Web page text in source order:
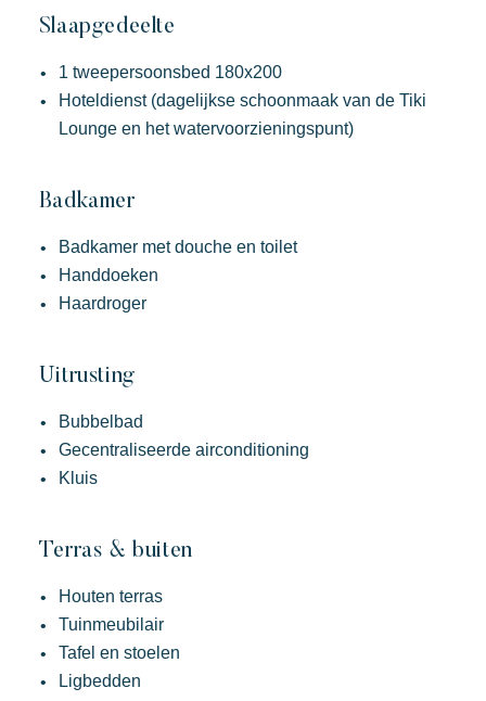
Feestelijk Tropisch paradijs Ontsnap aan
Een idyllische omgeving direct gelegen aan het beroemde
strand van Pampelonne
Toison d'or
Elegant Authentiek
Een wild en kleurrijk paradijs
Slaapgedeelte
1 tweepersoonsbed 180x200
Hoteldienst (dagelijkse schoonmaak van de Tiki
Lounge en het watervoorzieningspunt)
Badkamer
Badkamer met douche en toilet
Handdoeken
Haardroger
Uitrusting
Bubbelbad
Gecentraliseerde airconditioning
Kluis
Terras & buiten
Houten terras
Tuinmeubilair
Tafel en stoelen
Ligbedden